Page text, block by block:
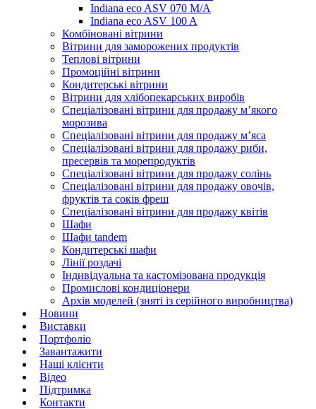
Indiana eco ASV 070 M/A
Indiana eco ASV 100 A
Комбіновані вітрини
Вітрини для заморожених продуктів
Теплові вітрини
Промоційні вітрини
Кондитерські вітрини
Вітрини для хлібопекарських виробів
Спеціалізовані вітрини для продажу м’якого
морозива
Спеціалізовані вітрини для продажу м’яса
Спеціалізовані вітрини для продажу риби,
пресервів та морепродуктів
Спеціалізовані вітрини для продажу солінь
Спеціалізовані вітрини для продажу овочів,
фруктів та соків фреш
Спеціалізовані вітрини для продажу квітів
Шафи
Шафи tandem
Кондитерські шафи
Лінії роздачі
Індивідуальна та кастомізована продукція
Промислові кондиціонери
Архів моделей (зняті із серійного виробництва)
Новини
Виставки
Портфоліо
Завантажити
Наші клієнти
Відео
Підтримка
Контакти